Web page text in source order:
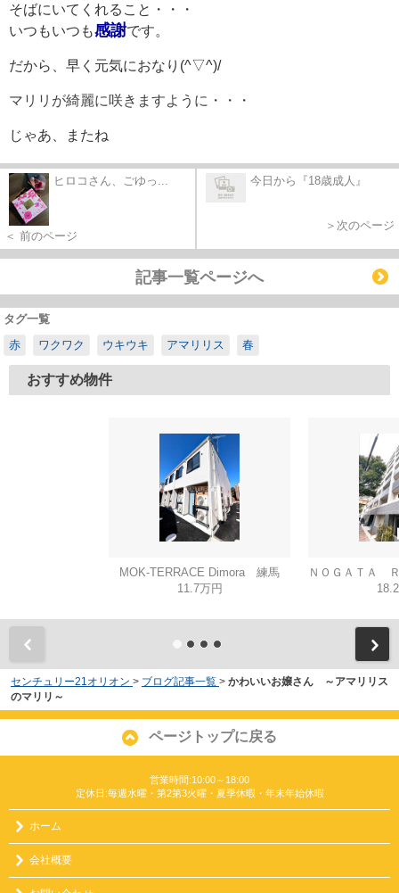
そばにいてくれること・・・
いつもいつも感謝です。
だから、早く元気におなり(^▽^)/
マリリが綺麗に咲きますように・・・
じゃあ、 またね
ヒロコさん、ごゆっ...
＜ 前のページ
今日から『18歳成人』
＞次のページ
記事一覧ページへ
タグ一覧
赤
ワクワク ウキウキ アマリリス 春
おすすめ物件
MOK-TERRACE Dimora 練馬
11.7万円
センチュリー21オリオン > ブログ記事一覧 > かわいいお嬢さん ～アマリリス
のマリリ～
ページトップに戻る
営業時間:10:00～18:00
定休日:毎週水曜・第2第3火曜・夏季休暇・年末年始休暇
ホーム
会社概要